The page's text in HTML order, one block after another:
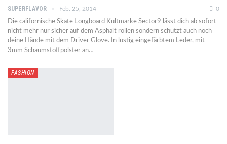
SUPERFLAVOR Feb. 25, 2014 0
Die californische Skate Longboard Kultmarke Sector9 lässt dich ab sofort
nicht mehr nur sicher auf dem Asphalt rollen sondern schützt auch noch
deine Hände mit dem Driver Glove. In lustig eingefärbtem Leder, mit
3mm Schaumstoffpolster an…
FASHION